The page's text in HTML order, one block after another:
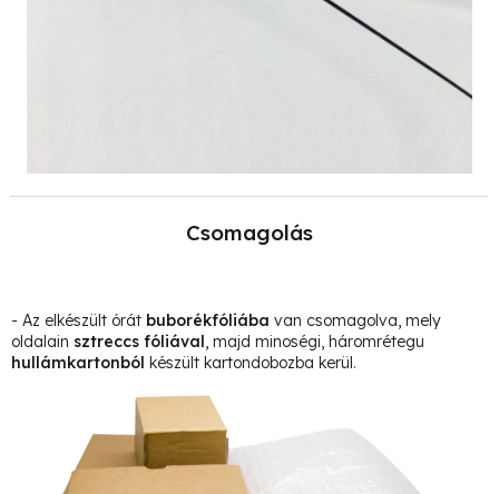
Csomagolás
- Az elkészült órát buborékfóliába van csomagolva, mely
oldalain sztreccs fóliával, majd minoségi, háromrétegu
hullámkartonból készült kartondobozba kerül.